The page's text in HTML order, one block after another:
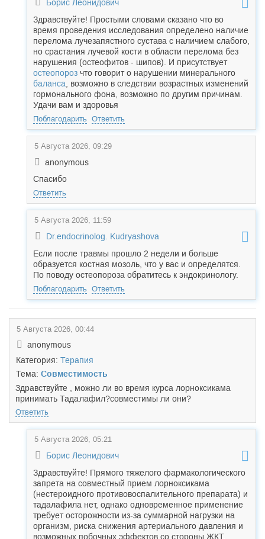
Борис Леонидович
Здравствуйте! Простыми словами сказано что во
время проведения исследования определено наличие
перелома лучезапястного сустава с наличием слабого,
но срастания лучевой кости в области перелома без
нарушения (остеофитов - шипов). И присутствует
остеопороз что говорит о нарушении минерального
баланса , возможно в следствии возрастных изменений
гормонального фона, возможно по другим причинам.
Удачи вам и здоровья
Поблагодарить Ответить
5 Августа 2026, 09:29
anonymous
Спасибо
Ответить
5 Августа 2026, 11:59
Dr.endocrinolog. Kudryashova
Если после травмы прошло 2 недели и больше
образуется костная мозоль, что у вас и определятся.
По поводу остеопороза обратитесь к эндокринологу.
Поблагодарить Ответить
5 Августа 2026, 00:44
anonymous
Категория: Терапия
Тема: Совместимость
Здравствуйте , можно ли во время курса лорноксикама
принимать Тадалафил?совместимы ли они?
Ответить
5 Августа 2026, 05:21
Борис Леонидович
Здравствуйте! Прямого тяжелого фармакологического
запрета на совместный прием лорноксикама
(нестероидного противовоспалительного препарата) и
тадалафила нет, однако одновременное применение
требует осторожности из-за суммарной нагрузки на
организм, риска снижения артериального давления и
возможных побочных эффектов со стороны ЖКТ.